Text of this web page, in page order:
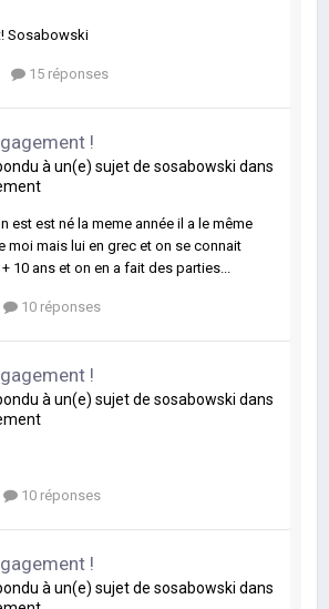
Sosabowski
15 réponses
!
à un(e) sujet de sosabowski dans
est est né la meme année il a le même
moi mais lui en grec et on se connait
10 ans et on en a fait des parties...
10 réponses
!
à un(e) sujet de sosabowski dans
10 réponses
!
à un(e) sujet de sosabowski dans